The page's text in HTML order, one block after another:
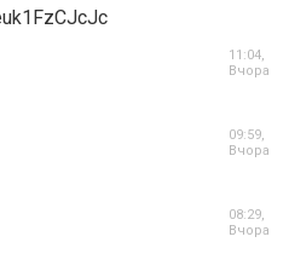
11:04,
Вчора
09:59,
Вчора
08:29,
Вчора